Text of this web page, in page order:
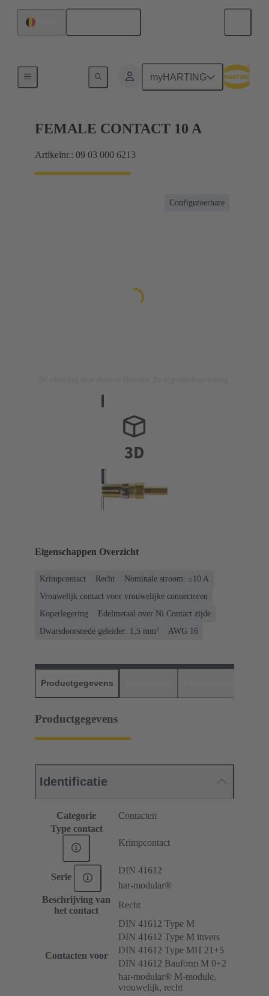
myHARTING
FEMALE CONTACT 10 A
Artikelnr.: 09 03 000 6213
Configureerbare
Eigenschappen Overzicht
Krimpcontact Recht
Nominale stroom: ≤10 A
Vrouwelijk contact voor vrouwelijke connectoren
Koperlegering
Edelmetaal over Ni Contact zijde
Dwarsdoorsnede geleider: 1,5 mm²
AWG 16
Productgegevens
Productgegevens
Identificatie
Categorie
Contacten
Type contact
Krimpcontact
Serie
DIN 41612
har-modular®
Beschrijving van
het contact
Recht
Contacten voor
DIN 41612 Type M
DIN 41612 Type M invers
DIN 41612 Type MH 21+5
DIN 41612 Bauform M 0+2
har-modular® M-module,
vrouwelijk, recht